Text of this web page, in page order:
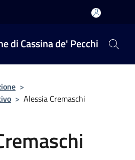
di Cassina de' Pecchi
>
> Alessia Cremaschi